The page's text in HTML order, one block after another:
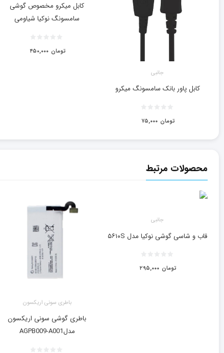
جانبی
کابل پاور بانک سامسونگ میکرو
۷۵,۰۰۰ تومان
کابل میکرو مخصوص گوشی
سامسونگ نوکیا شیاومی
۴۵۰,۰۰۰ تومان
محصولات مرتبط
جانبی
قاب و شاسی گوشی نوکیا مدل ۵۶۱۰S
۲۹۵,۰۰۰ تومان
باطری سونی اریکسون
باطری گوشی سونی اریکسون
مدلAGPB009-A001